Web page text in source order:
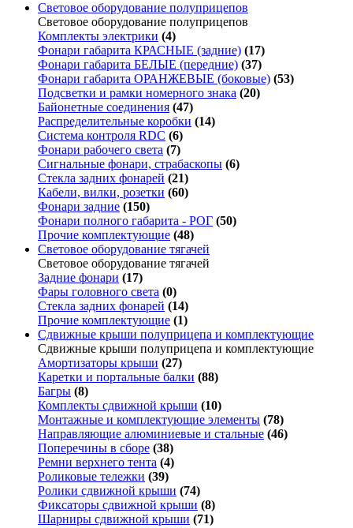
Световое оборудование полуприцепов
Световое оборудование полуприцепов
Комплекты электрики (4)
Фонари габарита КРАСНЫЕ (задние) (17)
Фонари габарита БЕЛЫЕ (передние) (37)
Фонари габарита ОРАНЖЕВЫЕ (боковые) (53)
Подсветки и рамки номерного знака (20)
Байонетные соединения (47)
Распределительные коробки (14)
Система контроля RDC (6)
Фонари рабочего света (7)
Сигнальные фонари, страбаскопы (6)
Стекла задних фонарей (21)
Кабели, вилки, розетки (60)
Фонари задние (150)
Фонари полного габарита - РОГ (50)
Прочие комплектующие (48)
Световое оборудование тягачей
Световое оборудование тягачей
Задние фонари (17)
Фары головного света (0)
Стекла задних фонарей (14)
Прочие комплектующие (1)
Сдвижные крыши полуприцепа и комплектующие
Сдвижные крыши полуприцепа и комплектующие
Амортизаторы крыши (27)
Каретки и портальные балки (88)
Багры (8)
Комплекты сдвижной крыши (10)
Монтажные и комплектующие элементы (78)
Направляющие алюминиевые и стальные (46)
Поперечины в сборе (38)
Ремни верхнего тента (4)
Роликовые тележки (39)
Ролики сдвижной крыши (74)
Фиксаторы сдвижной крыши (8)
Шарниры сдвижной крыши (71)